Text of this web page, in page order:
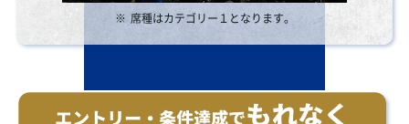
※ 席種はカテゴリー１となります。